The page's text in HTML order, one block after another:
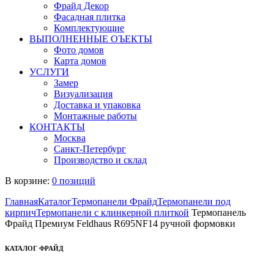
Фрайд Декор
Фасадная плитка
Комплектующие
ВЫПОЛНЕННЫЕ ОЪЕКТЫ
Фото домов
Карта домов
УСЛУГИ
Замер
Визуализация
Доставка и упаковка
Монтажные работы
КОНТАКТЫ
Москва
Санкт-Петербург
Производство и склад
В корзине: 0 позиций
ГлавнаяКаталогТермопанели ФрайдТермопанели под
кирпичТермопанели с клинкерной плиткой Термопанель
Фрайд Премиум Feldhaus R695NF14 ручной формовки
КАТАЛОГ ФРАЙД